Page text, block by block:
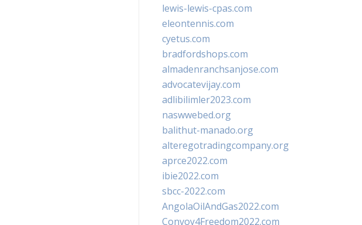
lewis-lewis-cpas.com
eleontennis.com
cyetus.com
bradfordshops.com
almadenranchsanjose.com
advocatevijay.com
adlibilimler2023.com
naswwebed.org
balithut-manado.org
alteregotradingcompany.org
aprce2022.com
ibie2022.com
sbcc-2022.com
AngolaOilAndGas2022.com
Convoy4Freedom2022.com